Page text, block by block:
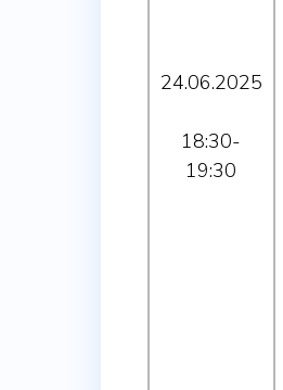
24.06.2025
18:30-
19:30